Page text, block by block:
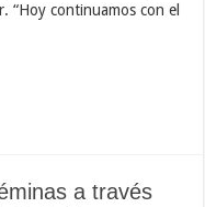
“Hoy continuamos con el
a través